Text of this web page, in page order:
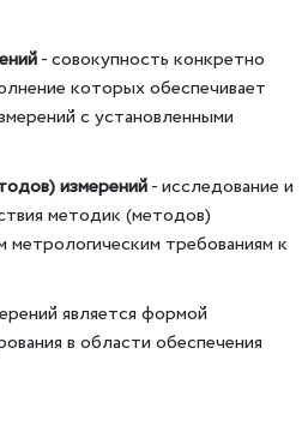
- совокупность конкретно
которых обеспечивает
с установленными
измерений- исследование и
методик (методов)
метрологическим требованиям к
является формой
в области обеспечения